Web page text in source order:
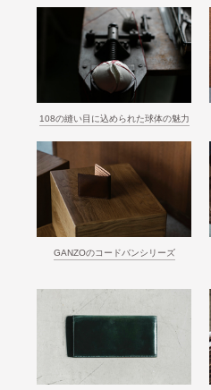
108の縫い目に込められた球体の魅力
GANZOのコードバンシリーズ